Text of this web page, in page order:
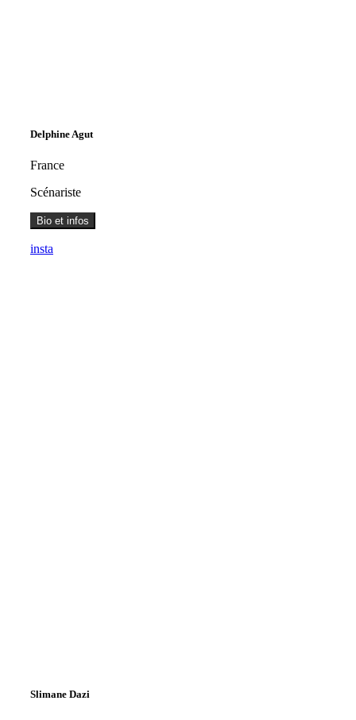
Delphine Agut
France
Scénariste
Bio et infos
insta
Slimane Dazi